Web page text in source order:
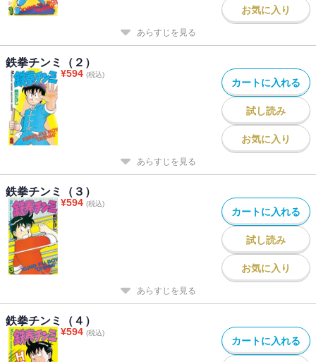
お気に入り
あらすじを見る
鉄拳チンミ（２）
¥594 (税込)
カートに入れる
試し読み
お気に入り
あらすじを見る
鉄拳チンミ（３）
¥594 (税込)
カートに入れる
試し読み
お気に入り
あらすじを見る
鉄拳チンミ（４）
¥594 (税込)
カートに入れる